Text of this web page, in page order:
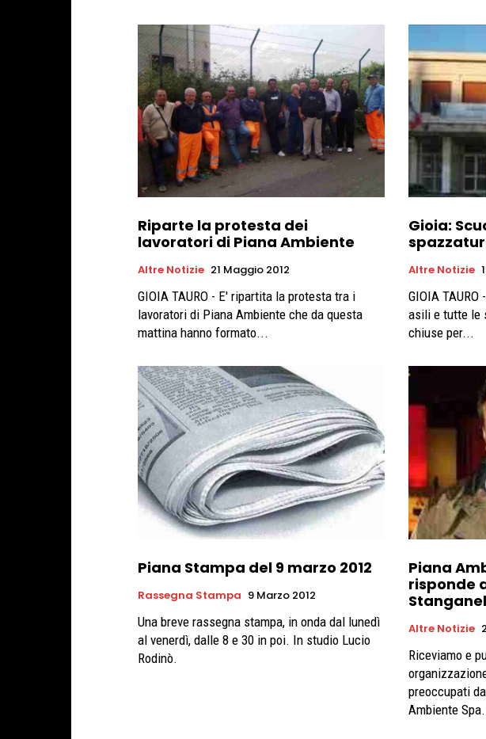
Riparte la protesta dei
lavoratori di Piana Ambiente
Altre Notizie 21 Maggio 2012
GIOIA TAURO - E' ripartita la protesta tra i
lavoratori di Piana Ambiente che da questa
mattina hanno formato...
Gioia:
Altre Notizie
GIOIA
asili e tutte le
chiuse per...
Piana Stampa del 9 marzo 2012
Rassegna Stampa 9 Marzo 2012
Una breve rassegna stampa, in onda dal lunedì
al venerdì, dalle 8 e 30 in poi. In studio Lucio
Rodinò.
Piana
risponde
Altre Notizie
Riceviamo e
preoccupati
Ambiente